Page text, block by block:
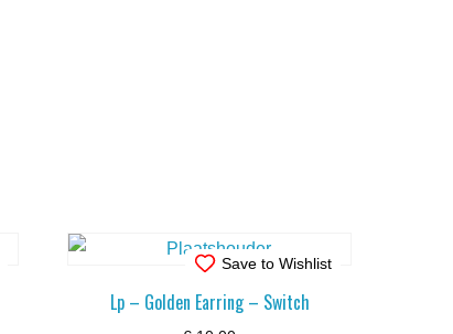
Save to Wishlist
Lp – Golden Earring – Switch